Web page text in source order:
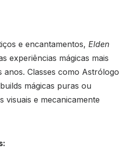
e encantamentos, Elden
experiências mágicas mais
anos. Classes como Astrólogo
mágicas puras ou
visuais e mecanicamente